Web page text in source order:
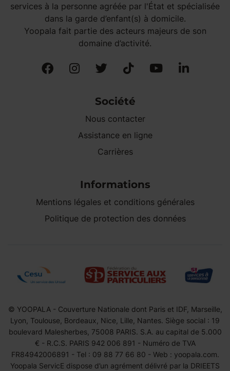
services à la personne agréée par l'État et spécialisée
dans la garde d’enfant(s) à domicile.
Yoopala fait partie des acteurs majeurs de son
domaine d’activité.
Société
Nous contacter
Assistance en ligne
Carrières
Informations
Mentions légales et conditions générales
Politique de protection des données
© YOOPALA - Couverture Nationale dont Paris et IDF, Marseille,
Lyon, Toulouse, Bordeaux, Nice, Lille, Nantes. Siège social : 19
boulevard Malesherbes, 75008 PARIS. S.A. au capital de 5.000
€ - R.C.S. PARIS 942 006 891 - Numéro de TVA
FR84942006891 - Tel : 09 88 77 66 80 - Web : yoopala.com.
Yoopala ServicE dispose d’un agrément délivré par la DRIEETS